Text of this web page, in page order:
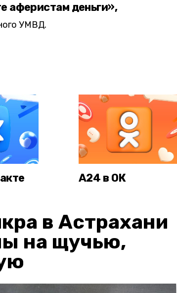
аферистам деньги»,
УМВД.
А24 в ОК
в Астрахани
на щучью,